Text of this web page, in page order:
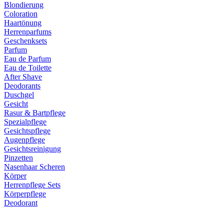
Blondierung
Coloration
Haartönung
Herrenparfums
Geschenksets
Parfum
Eau de Parfum
Eau de Toilette
After Shave
Deodorants
Duschgel
Gesicht
Rasur & Bartpflege
Spezialpflege
Gesichtspflege
Augenpflege
Gesichtsreinigung
Pinzetten
Nasenhaar Scheren
Körper
Herrenpflege Sets
Körperpflege
Deodorant